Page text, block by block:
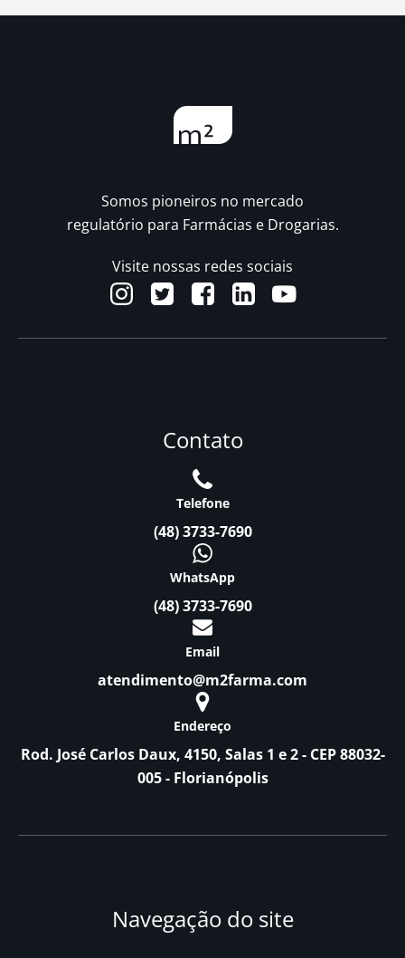
Somos pioneiros no mercado
regulatório para Farmácias e Drogarias.
Visite nossas redes sociais
Contato
Telefone
(48) 3733-7690
WhatsApp
(48) 3733-7690
Email
atendimento@m2farma.com
Endereço
Rod. José Carlos Daux, 4150, Salas 1 e 2 - CEP 88032-
005 - Florianópolis
Navegação do site